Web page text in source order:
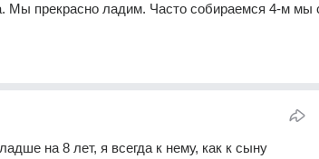
Мы прекрасно ладим. Часто собираемся 4-м мы
на 8 лет, я всегда к нему, как к сыну